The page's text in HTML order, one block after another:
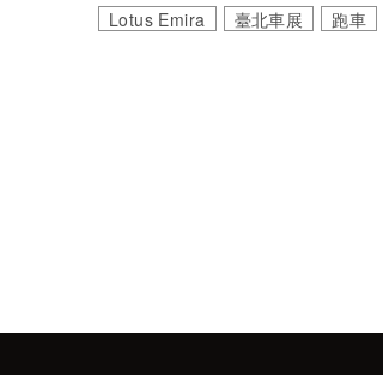
Lotus Emira 臺北車展 跑車